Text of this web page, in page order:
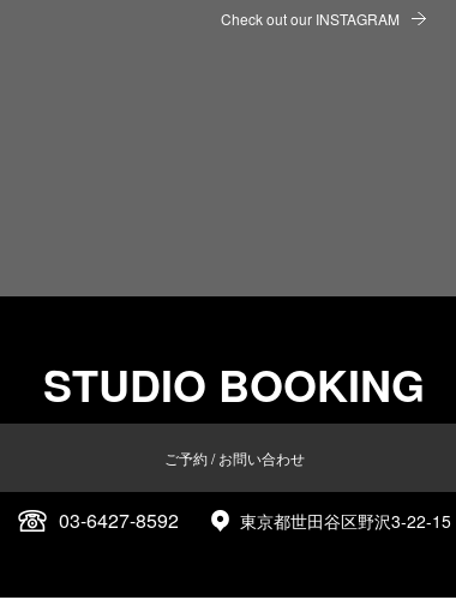
Check out our INSTAGRAM
STUDIO BOOKING
ご予約 / お問い合わせ
03-6427-8592 東京都世田谷区野沢3-22-15